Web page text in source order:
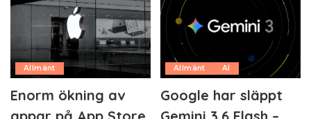
Allmänt
Enorm ökning av
Allmänt AI
Google har släppt